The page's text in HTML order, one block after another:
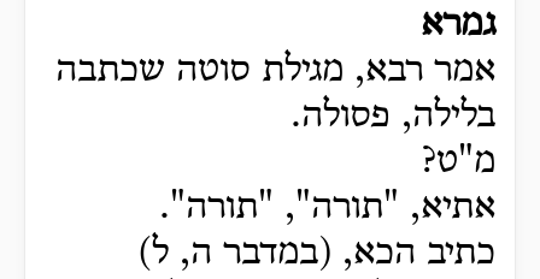
גמרא
אמר רבא, מגילת סוטה שכתבה
בלילה, פסולה.
מ"ט?
אתיא, "תורה", "תורה".
כתיב הכא, (במדבר ה, ל)